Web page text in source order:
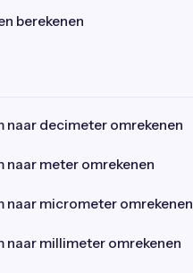
berekenen
naar decimeter omrekenen
naar meter omrekenen
naar micrometer omrekenen
naar millimeter omrekenen